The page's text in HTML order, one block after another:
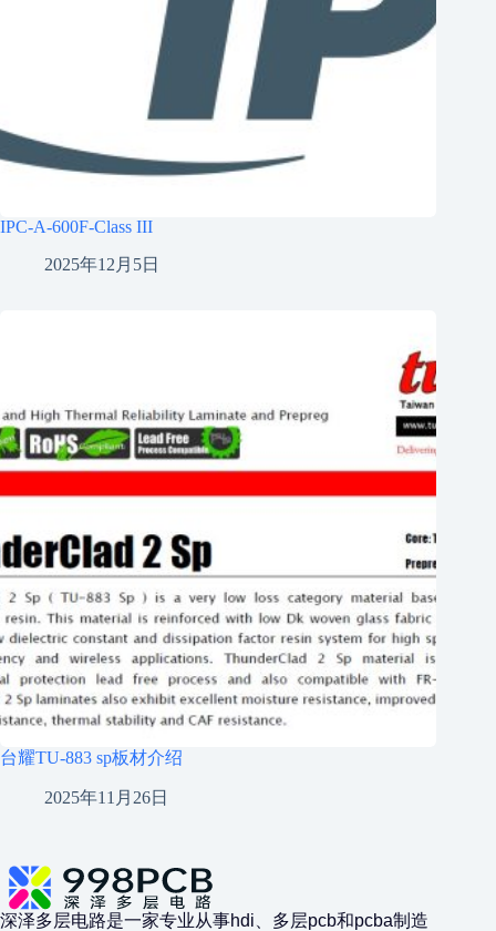
IPC-A-600F-Class III
2025年12月5日
台耀TU-883 sp板材介绍
2025年11月26日
深泽多层电路是一家专业从事hdi、多层pcb和pcba制造